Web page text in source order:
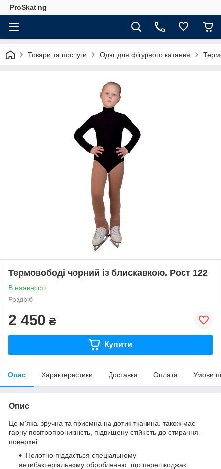
ProSkating
Товари та послуги Одяг для фігурного катання
Термовободі чорний із блискавкою. Рост 122
В наявності
Роздріб
2 450 ₴
Купити
Опис Характеристики Доставка Оплата Умови
Опис
Це м'яка, зручна та приємна на дотик тканина, також має
гарну повітропроникність, підвищену стійкість до стирання
поверхні.
Полотно піддається спеціальному
антибактеріальному обробленню, що перешкоджає